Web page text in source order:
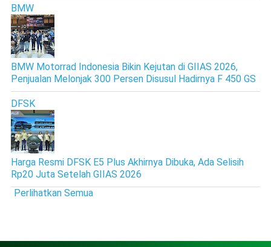
BMW
BMW Motorrad Indonesia Bikin Kejutan di GIIAS 2026,
Penjualan Melonjak 300 Persen Disusul Hadirnya F 450 GS
DFSK
Harga Resmi DFSK E5 Plus Akhirnya Dibuka, Ada Selisih
Rp20 Juta Setelah GIIAS 2026
Perlihatkan Semua